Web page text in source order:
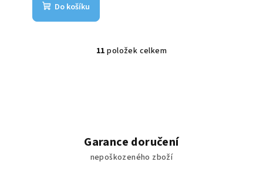
Do košíku
O
c
p
11 položek celkem
Garance doručení
nepoškozeného zboží